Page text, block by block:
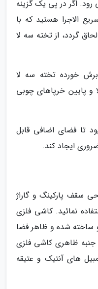
اگر در پی یک گزینه
الاجرا هستید که با
گردد، از تخته سه لا
برش خورده تخته سه لا
و پایین خرپاهای چوبی
تا فضای اضافی قابل
ایجاد کند.
سقف پارکینگ و گاراژ
نمائید. کاشی فلزی
ساخته شده و ظاهر فضا
جنبه ظاهری کاشی فلزی
های آنتیک و عتیقه